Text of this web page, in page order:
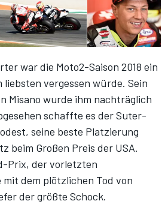
war die Moto2-Saison 2018 ein
liebsten vergessen würde. Sein
Misano wurde ihm nachträglich
schaffte es der Suter-
seine beste Platzierung
beim Großen Preis der USA.
Prix, der vorletzten
mit dem plötzlichen Tod von
der größte Schock.